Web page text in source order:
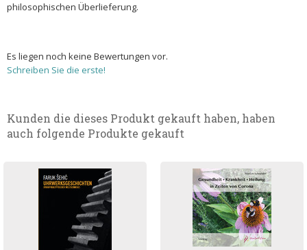
philosophischen Überlieferung.
Es liegen noch keine Bewertungen vor.
Schreiben Sie die erste!
Kunden die dieses Produkt gekauft haben, haben
auch folgende Produkte gekauft